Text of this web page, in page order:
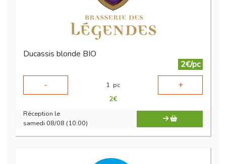
Ducassis blonde BIO
2€/pc
-
1 pc +
2€
Réception le
samedi 08/08 (10:00)